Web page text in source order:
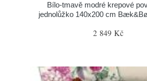
Bílo-tmavě modré krepové
jednolůžko 140x200 cm
2 849 Kč